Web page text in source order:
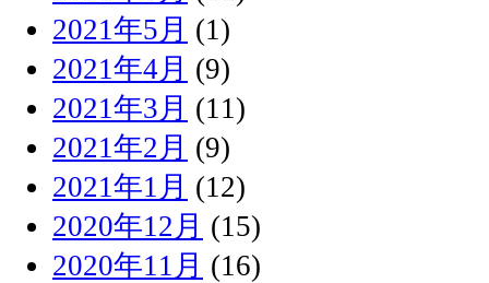
2021年5月 (1)
2021年4月 (9)
2021年3月 (11)
2021年2月 (9)
2021年1月 (12)
2020年12月 (15)
2020年11月 (16)